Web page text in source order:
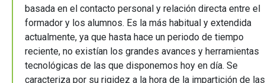
basada en el contacto personal y relación directa entre el
formador y los alumnos. Es la más habitual y extendida
actualmente, ya que hasta hace un periodo de tiempo
reciente, no existían los grandes avances y herramientas
tecnológicas de las que disponemos hoy en día. Se
caracteriza por su rigidez a la hora de la impartición de las